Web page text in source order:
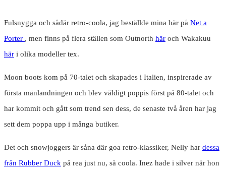
Fulsnygga och sådär retro-coola, jag beställde mina här på Net a
Porter , men finns på flera ställen som Outnorth här och Wakakuu
här i olika modeller tex.
Moon boots kom på 70-talet och skapades i Italien, inspirerade av
första månlandningen och blev väldigt poppis först på 80-talet och
har kommit och gått som trend sen dess, de senaste två åren har jag
sett dem poppa upp i många butiker.
Det och snowjoggers är såna där goa retro-klassiker, Nelly har dessa
från Rubber Duck på rea just nu, så coola. Inez hade i silver när hon